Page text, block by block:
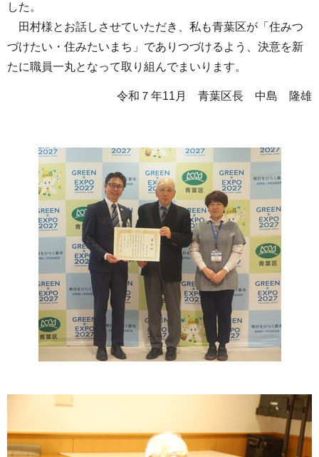
した。
田村様とお話しさせていただき、私も青葉区が「住みつ
づけたい・住みたいまち」でありつづけるよう、決意を新
たに職員一丸となって取り組んでまいります。
令和７年11月 青葉区長 中島 隆雄